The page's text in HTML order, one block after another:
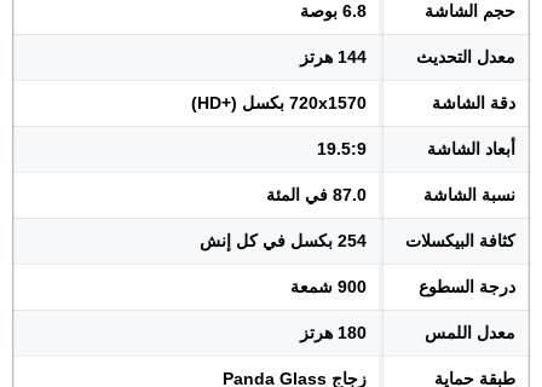
حجم الشاشة 6.8 بوصة
معدل التحديث 144 هرتز
دقة الشاشة 720x1570 بكسل (+HD)
أبعاد الشاشة 19.5:9
نسبة الشاشة 87.0 في المئة
كثافة البيكسلات 254 بكسل في كل إنش
درجة السطوع 900 شمعة
معدل اللمس 180 هرتز
طبقة حماية زجاج Panda Glass